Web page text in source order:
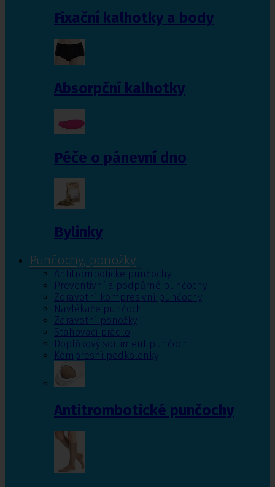
Fixační kalhotky a body
Absorpční kalhotky
Péče o pánevní dno
Bylinky
Punčochy, ponožky
Antitrombotické punčochy
Preventivní a podpůrné punčochy
Zdravotní kompresivní punčochy
Navlékače punčoch
Zdravotní ponožky
Stahovací prádlo
Doplňkový sortiment punčoch
Kompresní podkolenky
Antitrombotické punčochy